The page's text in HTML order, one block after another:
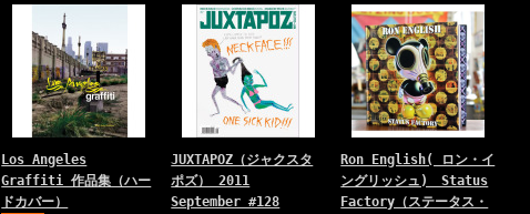
Los Angeles
Graffiti 作品集（ハー
ドカバー）
JUXTAPOZ（ジャクスタ
ポズ） 2011
September #128
Ron English( ロン・イ
ングリッシュ) Status
Factory（ステータス・